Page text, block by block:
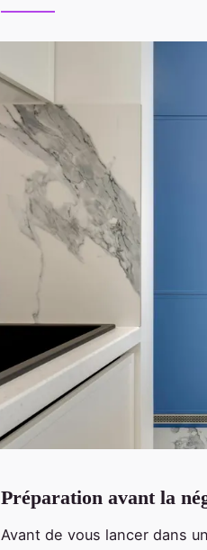
Préparation avant la
Avant de vous lancer dans